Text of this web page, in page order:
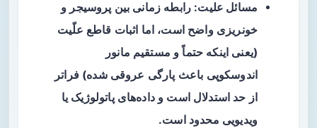
مسائل علیت: رابطه زمانی بین پروسیجر و
خونریزی واضح است، اما اثبات قاطع علّیت
(یعنی اینکه حتماً و مستقیم مانور
اندوسکوپی باعث پارگی عروقی شده) فراتر
از حد استدلال است و داده‌های پاتولوژیک یا
ویدیویی محدود است.